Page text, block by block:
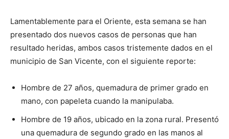
Lamentablemente para el Oriente, esta semana se han
presentado dos nuevos casos de personas que han
resultado heridas, ambos casos tristemente dados en el
municipio de San Vicente, con el siguiente reporte:
Hombre de 27 años, quemadura de primer grado en
mano, con papeleta cuando la manipulaba.
Hombre de 19 años, ubicado en la zona rural. Presentó
una quemadura de segundo grado en las manos al